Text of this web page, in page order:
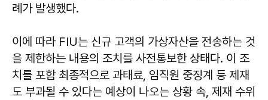
례가 발생했다.
이에 따라 FIU는 신규 고객의 가상자산을 전송하는 것
을 제한하는 내용의 조치를 사전통보한 상태다. 이 조
치를 포함 최종적으로 과태료, 임직원 중징계 등 제재
도 부과될 수 있다는 예상이 나오는 상황 속, 제재 수위